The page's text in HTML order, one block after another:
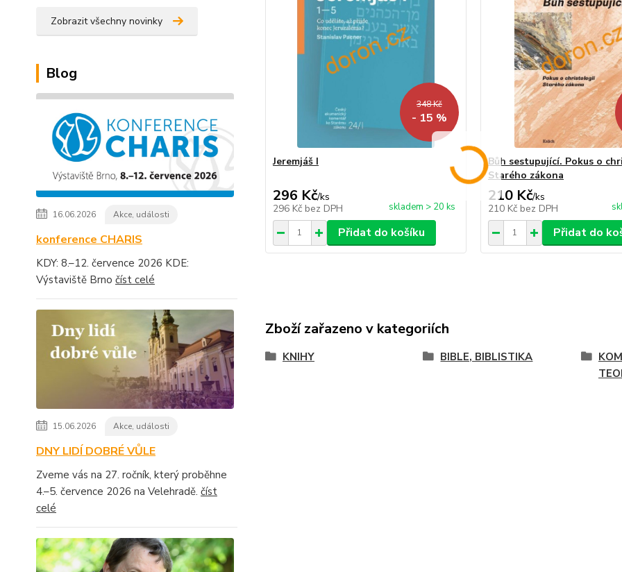
Zobrazit všechny novinky
Blog
16.06.2026 Akce, události
konference CHARIS
KDY: 8.–12. července 2026 KDE:
Výstaviště Brno číst celé
15.06.2026 Akce, události
DNY LIDÍ DOBRÉ VŮLE
Zveme vás na 27. ročník, který proběhne
4.–5. července 2026 na Velehradě. číst
celé
348 Kč
- 15 %
Jeremjáš I
296 Kč/ks
296 Kč bez DPH skladem > 20 ks
Přidat do košíku
Bůh sestupující. Pokus o
Starého zákona
210 Kč/ks
210 Kč bez DPH
Přidat do
Zboží zařazeno v kategoriích
KNIHY BIBLE, BIBLISTIKA